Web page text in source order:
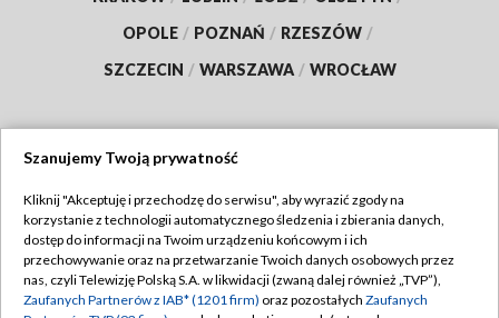
OPOLE / POZNAŃ / RZESZÓW /
SZCZECIN / WARSZAWA / WROCŁAW
TVP
Abonament TVP
Emisja w TVP
Regulamin TVP
Polityka prywatności
Szanujemy Twoją prywatność
Kliknij "Akceptuję i przechodzę do serwisu", aby wyrazić zgody na
korzystanie z technologii automatycznego śledzenia i zbierania danych,
dostęp do informacji na Twoim urządzeniu końcowym i ich
przechowywanie oraz na przetwarzanie Twoich danych osobowych przez
nas, czyli Telewizję Polską S.A. w likwidacji (zwaną dalej również „TVP”),
Zaufanych Partnerów z IAB* (1201 firm) oraz pozostałych Zaufanych